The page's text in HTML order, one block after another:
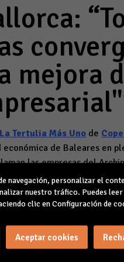
mejora
La Tertulia Más Uno de
de Baleares en
las empresas del
los empresarios Jaume
“es positiva" aunque
cara al 28M, los
a la falta de vivienda
navegación, personalizar el
nuestro tráfico. Puedes leer
clic en Configuración de
Aceptar cookies